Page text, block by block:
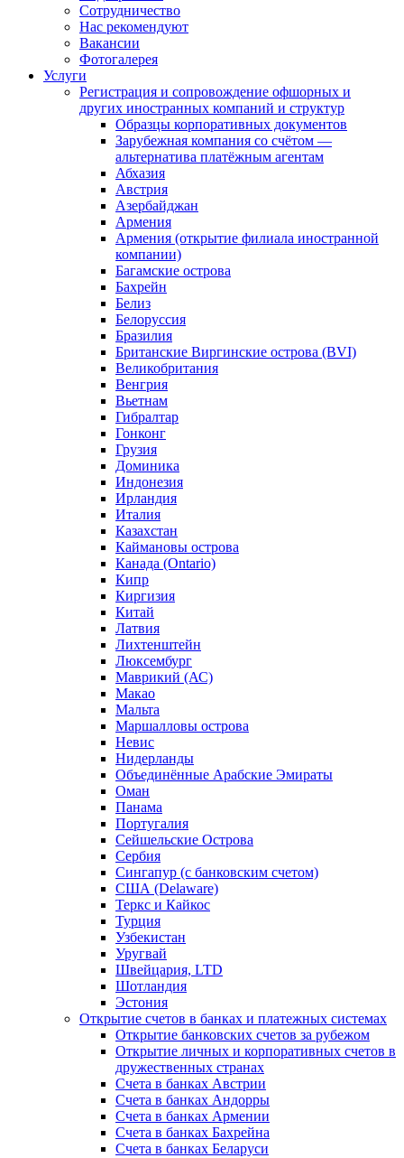
Сотрудничество
Нас рекомендуют
Вакансии
Фотогалерея
Услуги
Регистрация и сопровождение офшорных и
других иностранных компаний и структур
Образцы корпоративных документов
Зарубежная компания со счётом —
альтернатива платёжным агентам
Абхазия
Австрия
Азербайджан
Армения
Армения (открытие филиала иностранной
компании)
Багамские острова
Бахрейн
Белиз
Белоруссия
Бразилия
Британские Виргинские острова (BVI)
Великобритания
Венгрия
Вьетнам
Гибралтар
Гонконг
Грузия
Доминика
Индонезия
Ирландия
Италия
Казахстан
Каймановы острова
Канада (Ontario)
Кипр
Киргизия
Китай
Латвия
Лихтенштейн
Люксембург
Маврикий (АС)
Макао
Мальта
Маршалловы острова
Нeвис
Нидерланды
Объединённые Арабские Эмираты
Оман
Панама
Португалия
Сейшельские Острова
Сербия
Сингапур (c банковским счетом)
США (Delaware)
Теркс и Кайкос
Турция
Узбекистан
Уругвай
Швейцария, LTD
Шотландия
Эстония
Открытие счетов в банках и платежных системах
Открытие банковских счетов за рубежом
Открытие личных и корпоративных счетов в
дружественных странах
Счета в банках Австрии
Счета в банках Андорры
Счета в банках Армении
Счета в банках Бахрейна
Счета в банках Беларуси